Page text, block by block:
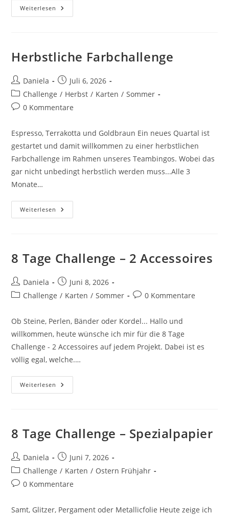
Weiterlesen
Herbstliche Farbchallenge
Daniela
Juli 6, 2026
Challenge / Herbst / Karten / Sommer
0 Kommentare
Espresso, Terrakotta und Goldbraun Ein neues Quartal ist
gestartet und damit willkommen zu einer herbstlichen
Farbchallenge im Rahmen unseres Teambingos. Wobei das
gar nicht unbedingt herbstlich werden muss...Alle 3
Monate…
Weiterlesen
8 Tage Challenge – 2 Accessoires
Daniela
Juni 8, 2026
Challenge / Karten / Sommer 0 Kommentare
Ob Steine, Perlen, Bänder oder Kordel... Hallo und
willkommen, heute wünsche ich mir für die 8 Tage
Challenge - 2 Accessoires auf jedem Projekt. Dabei ist es
völlig egal, welche.…
Weiterlesen
8 Tage Challenge – Spezialpapier
Daniela
Juni 7, 2026
Challenge / Karten / Ostern Frühjahr
0 Kommentare
Samt, Glitzer, Pergament oder Metallicfolie Heute zeige ich